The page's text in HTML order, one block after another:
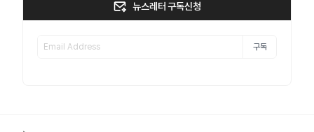
뉴스레터 구독신청
구독